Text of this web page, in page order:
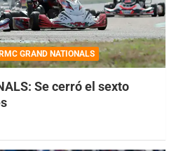
RMC GRAND NATIONALS
Se cerró el sexto